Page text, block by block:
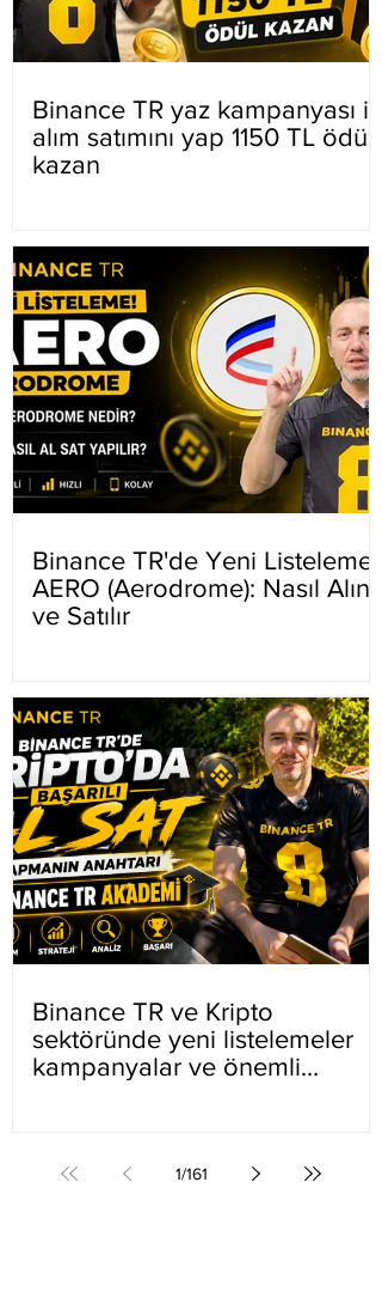
Binance TR yaz kampanyası ilk
alım satımını yap 1150 TL ödül
kazan
Binance TR'de Yeni Listeleme
AERO (Aerodrome): Nasıl Alınır
ve Satılır
Binance TR ve Kripto
sektöründe yeni listelemeler
kampanyalar ve önemli
1/161